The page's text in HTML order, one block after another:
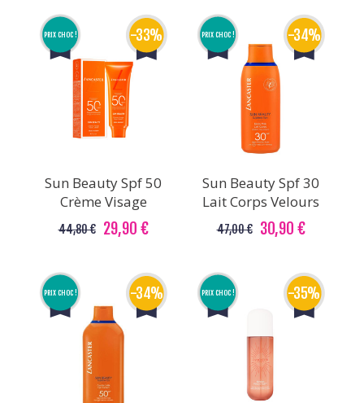
PRIX CHOC ! -33%
Sun Beauty Spf 50
Crème Visage
44,80 € 29,90 €
PRIX CHOC ! -34%
Sun Beauty Spf 30
Lait Corps Velours
47,00 € 30,90 €
PRIX CHOC ! -34% PRIX CHOC ! -35%